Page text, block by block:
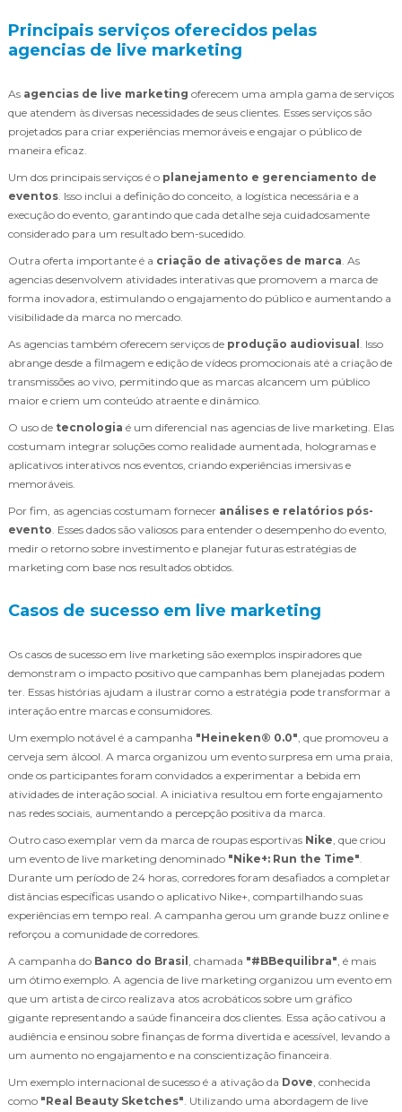
Principais serviços oferecidos pelas
agencias de live marketing
As agencias de live marketing oferecem uma ampla gama de serviços
que atendem às diversas necessidades de seus clientes. Esses serviços são
projetados para criar experiências memoráveis e engajar o público de
maneira eficaz.
Um dos principais serviços é o planejamento e gerenciamento de
eventos . Isso inclui a definição do conceito, a logística necessária e a
execução do evento, garantindo que cada detalhe seja cuidadosamente
considerado para um resultado bem-sucedido.
Outra oferta importante é a criação de ativações de marca . As
agencias desenvolvem atividades interativas que promovem a marca de
forma inovadora, estimulando o engajamento do público e aumentando a
visibilidade da marca no mercado.
As agencias também oferecem serviços de produção audiovisual . Isso
abrange desde a filmagem e edição de vídeos promocionais até a criação de
transmissões ao vivo, permitindo que as marcas alcancem um público
maior e criem um conteúdo atraente e dinâmico.
O uso de tecnologia é um diferencial nas agencias de live marketing. Elas
costumam integrar soluções como realidade aumentada, hologramas e
aplicativos interativos nos eventos, criando experiências imersivas e
memoráveis.
Por fim, as agencias costumam fornecer análises e relatórios pós-
evento . Esses dados são valiosos para entender o desempenho do evento,
medir o retorno sobre investimento e planejar futuras estratégias de
marketing com base nos resultados obtidos.
Casos de sucesso em live marketing
Os casos de sucesso em live marketing são exemplos inspiradores que
demonstram o impacto positivo que campanhas bem planejadas podem
ter. Essas histórias ajudam a ilustrar como a estratégia pode transformar a
interação entre marcas e consumidores.
Um exemplo notável é a campanha "Heineken® 0.0" , que promoveu a
cerveja sem álcool. A marca organizou um evento surpresa em uma praia,
onde os participantes foram convidados a experimentar a bebida em
atividades de interação social. A iniciativa resultou em forte engajamento
nas redes sociais, aumentando a percepção positiva da marca.
Outro caso exemplar vem da marca de roupas esportivas Nike , que criou
um evento de live marketing denominado "Nike+: Run the Time"
Durante um período de 24 horas, corredores foram desafiados a completar
distâncias específicas usando o aplicativo Nike+, compartilhando suas
experiências em tempo real. A campanha gerou um grande buzz online e
reforçou a comunidade de corredores.
A campanha do Banco do Brasil , chamada "#BBequilibra" , é mais
um ótimo exemplo. A agencia de live marketing organizou um evento em
que um artista de circo realizava atos acrobáticos sobre um gráfico
gigante representando a saúde financeira dos clientes. Essa ação cativou a
audiência e ensinou sobre finanças de forma divertida e acessível, levando a
um aumento no engajamento e na conscientização financeira.
Um exemplo internacional de sucesso é a ativação da Dove , conhecida
como "Real Beauty Sketches" . Utilizando uma abordagem de live